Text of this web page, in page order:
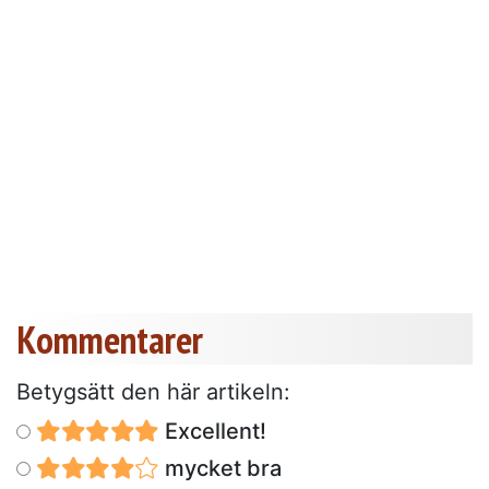
Kommentarer
Betygsätt den här artikeln:
Excellent!
mycket bra